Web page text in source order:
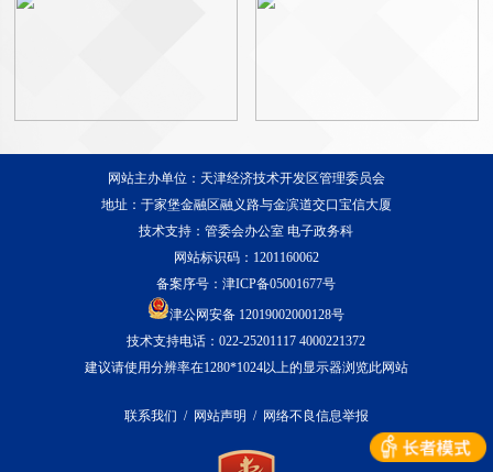
网站主办单位：天津经济技术开发区管理委员会
地址：于家堡金融区融义路与金滨道交口宝信大厦
技术支持：管委会办公室 电子政务科
网站标识码：1201160062
备案序号：津ICP备05001677号
津公网安备 12019002000128号
技术支持电话：022-25201117 4000221372
建议请使用分辨率在1280*1024以上的显示器浏览此网站
联系我们 / 网站声明 / 网络不良信息举报